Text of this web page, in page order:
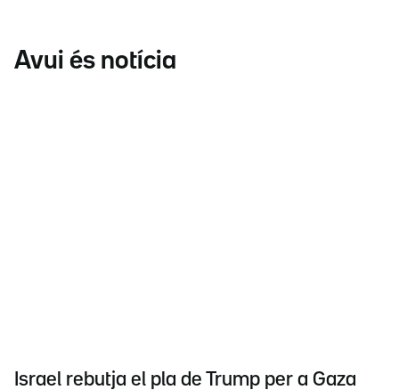
Avui és notícia
Israel rebutja el pla de Trump per a Gaza